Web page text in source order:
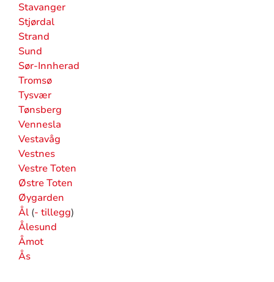
Stavanger
Stjørdal
Strand
Sund
Sør-Innherad
Tromsø
Tysvær
Tønsberg
Vennesla
Vestavåg
Vestnes
Vestre Toten
Østre Toten
Øygarden
Ål(- tillegg)
Ålesund
Åmot
Ås